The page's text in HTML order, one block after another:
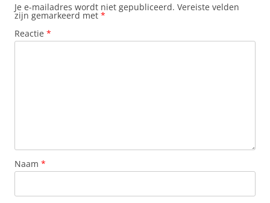
Je e-mailadres wordt niet gepubliceerd. Vereiste velden
zijn gemarkeerd met *
Reactie *
Naam *